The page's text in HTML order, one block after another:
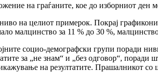
на граѓаните, кое до изборниот
на целиот примерок. Покрај
малцинство за 11 % до 30 %,
социо-демографски групи поради
за „не знам“ и „без одговор“,
на резултатите. Прашалникот со